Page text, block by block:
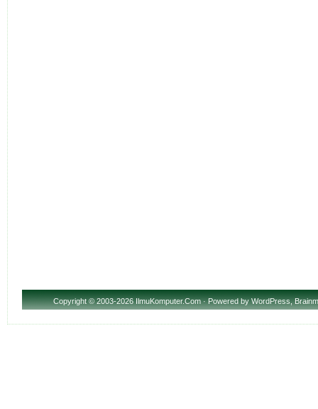
Copyright© 2003-2026 IlmuKomputer.Com · Powered byWordPress,